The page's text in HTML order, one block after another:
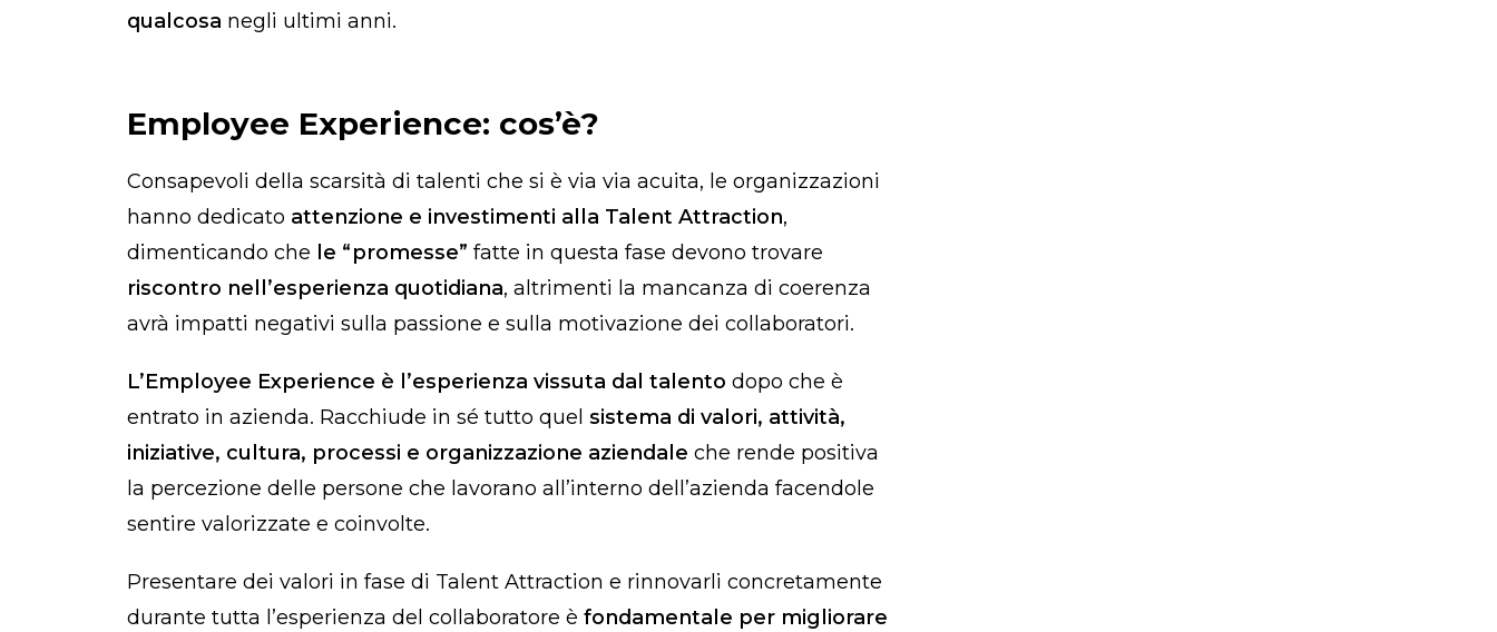
qualcosa negli ultimi anni.
Employee Experience: cos’è?
Consapevoli della scarsità di talenti che si è via via acuita, le organizzazioni
hanno dedicato attenzione e investimenti alla Talent Attraction,
dimenticando che le “promesse” fatte in questa fase devono trovare
riscontro nell’esperienza quotidiana, altrimenti la mancanza di coerenza
avrà impatti negativi sulla passione e sulla motivazione dei collaboratori.
L’Employee Experience è l’esperienza vissuta dal talento dopo che è
entrato in azienda. Racchiude in sé tutto quel sistema di valori, attività,
iniziative, cultura, processi e organizzazione aziendale che rende positiva
la percezione delle persone che lavorano all’interno dell’azienda facendole
sentire valorizzate e coinvolte.
Presentare dei valori in fase di Talent Attraction e rinnovarli concretamente
durante tutta l’esperienza del collaboratore è fondamentale per migliorare